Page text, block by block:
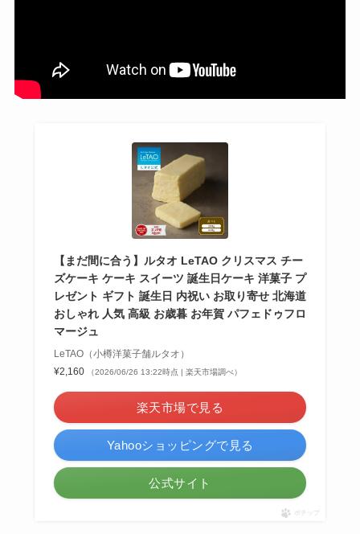
【まだ間に合う】ルタオ LeTAO クリスマス チー
ズケーキ ケーキ スイーツ 誕生日ケーキ 洋菓子 プ
レゼント ギフト 誕生日 内祝い お取り寄せ 北海道
おしゃれ 人気 高級 お歳暮 お年賀 パフェドゥフロ
マージュ
LeTAO（小樽洋菓子舗ルタオ）
¥2,160
（2026/06/26 13:22時点 | 楽天市場調べ）
楽天市場で見る
Yahooショッピングで見る
公式サイト
ポチップ